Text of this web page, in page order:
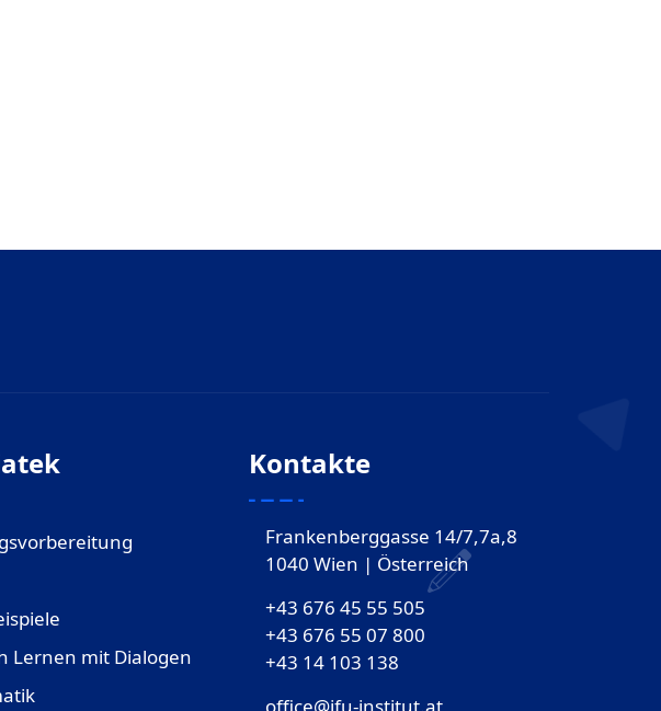
Lernen mit Dialogen
Kontakte
Frankenberggasse 14/7,7a,8
1040 Wien | Österreich
+43 676 45 55 505
+43 676 55 07 800
‎+43 14 103 138
office@ifu-institut.at